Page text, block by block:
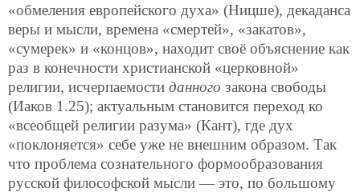
«обмеления европейского духа» (Ницше), декаданса
веры и мысли, времена «смертей», «закатов»,
«сумерек» и «концов», находит своё объяснение как
раз в конечности христианской «церковной»
религии, исчерпаемости данного закона свободы
(Иаков 1.25); актуальным становится переход ко
«всеобщей религии разума» (Кант), где дух
«поклоняется» себе уже не внешним образом. Так
что проблема сознательного формообразования
русской философской мысли — это, по большому